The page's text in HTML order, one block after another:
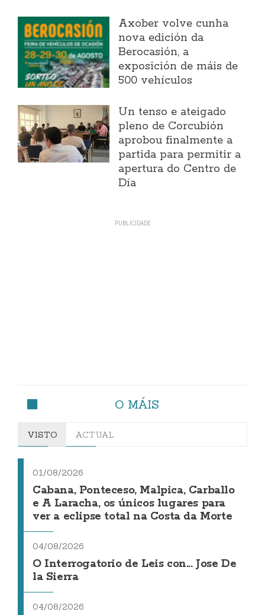
Axober volve cunha
nova edición da
Berocasión, a
exposición de máis de
500 vehículos
Un tenso e ateigado
pleno de Corcubión
aprobou finalmente a
partida para permitir a
apertura do Centro de
Día
O MÁIS
VISTO ACTUAL
01/08/2026
Cabana, Ponteceso, Malpica, Carballo
e A Laracha, os únicos lugares para
ver a eclipse total na Costa da Morte
04/08/2026
O Interrogatorio de Leis con... Jose De
la Sierra
04/08/2026